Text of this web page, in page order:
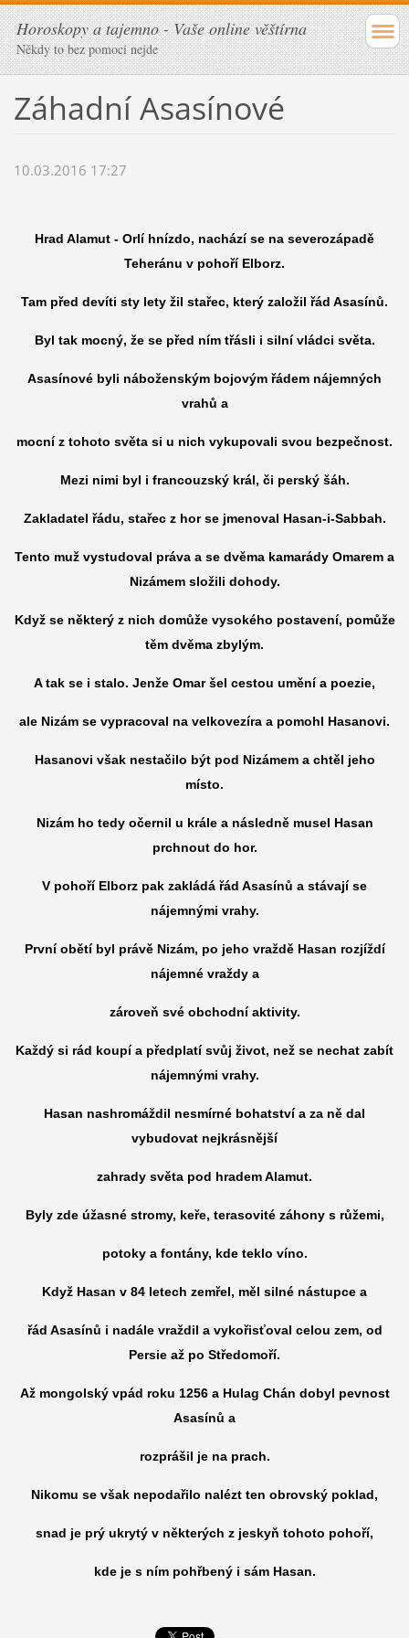
Horoskopy a tajemno - Vaše online věštírna
Někdy to bez pomoci nejde
Záhadní Asasínové
10.03.2016 17:27
Hrad Alamut - Orlí hnízdo, nachází se na severozápadě
Teheránu v pohoří Elborz.
Tam před devíti sty lety žil stařec, který založil řád Asasínů.
Byl tak mocný, že se před ním třásli i silní vládci světa.
Asasínové byli náboženským bojovým řádem nájemných
vrahů a
mocní z tohoto světa si u nich vykupovali svou bezpečnost.
Mezi nimi byl i francouzský král, či perský šáh.
Zakladatel řádu, stařec z hor se jmenoval Hasan-i-Sabbah.
Tento muž vystudoval práva a se dvěma kamarády Omarem a
Nizámem složili dohody.
Když se některý z nich domůže vysokého postavení, pomůže
těm dvěma zbylým.
A tak se i stalo. Jenže Omar šel cestou umění a poezie,
ale Nizám se vypracoval na velkovezíra a pomohl Hasanovi.
Hasanovi však nestačilo být pod Nizámem a chtěl jeho
místo.
Nizám ho tedy očernil u krále a následně musel Hasan
prchnout do hor.
V pohoří Elborz pak zakládá řád Asasínů a stávají se
nájemnými vrahy.
První obětí byl právě Nizám, po jeho vraždě Hasan rozjíždí
nájemné vraždy a
zároveň své obchodní aktivity.
Každý si rád koupí a předplatí svůj život, než se nechat zabít
nájemnými vrahy.
Hasan nashromáždil nesmírné bohatství a za ně dal
vybudovat nejkrásnější
zahrady světa pod hradem Alamut.
Byly zde úžasné stromy, keře, terasovité záhony s růžemi,
potoky a fontány, kde teklo víno.
Když Hasan v 84 letech zemřel, měl silné nástupce a
řád Asasínů i nadále vraždil a vykořisťoval celou zem, od
Persie až po Středomoří.
Až mongolský vpád roku 1256 a Hulag Chán dobyl pevnost
Asasínů a
rozprášil je na prach.
Nikomu se však nepodařilo nalézt ten obrovský poklad,
snad je prý ukrytý v některých z jeskyň tohoto pohoří,
kde je s ním pohřbený i sám Hasan.